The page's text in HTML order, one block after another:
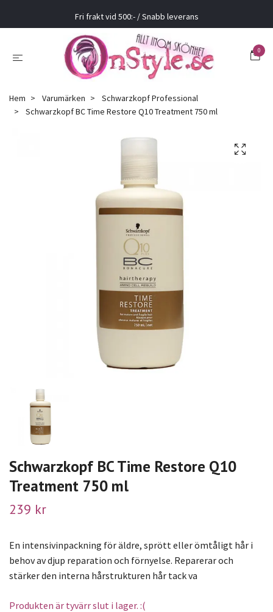
Fri frakt vid 500:- / Snabb leverans
0
Hem Varumärken
Schwarzkopf Professional
Schwarzkopf BC Time Restore Q10 Treatment 750 ml
Schwarzkopf BC Time Restore Q10
Treatment 750 ml
239 kr
En intensivinpackning för äldre, sprött eller ömtåligt hår i
behov av djup reparation och förnyelse. Reparerar och
stärker den interna hårstrukturen hår tack va
Produkten är tyvärr slut i lager. :(